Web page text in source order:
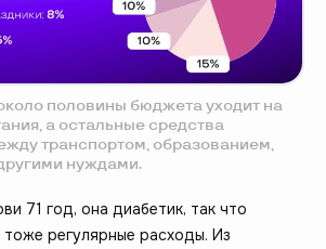
половины бюджета уходит на
а остальные средства
транспортом, образованием,
нуждами.
71 год, она диабетик, так что
регулярные расходы. Из